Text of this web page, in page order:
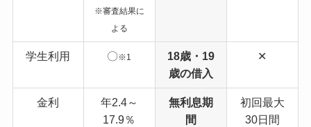
※審査結果に
よる
学生利用 〇※1
18歳・19
歳の借入
✕
金利
年2.4～
17.9％
無利息期
間
初回最大
30日間